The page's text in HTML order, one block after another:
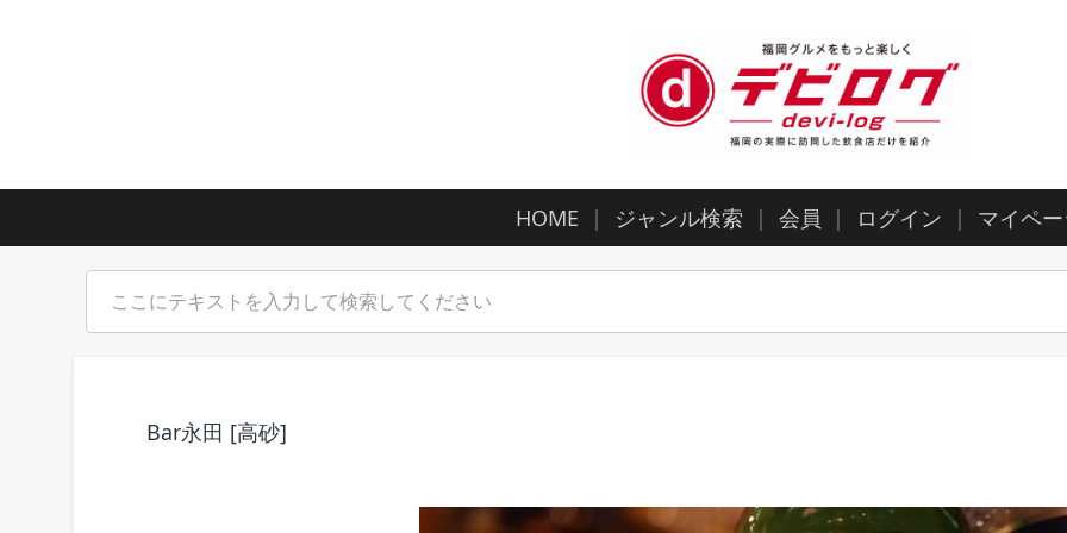
HOME ジャンル検索 会員 ログイン マイペ
Bar永田 [高砂]